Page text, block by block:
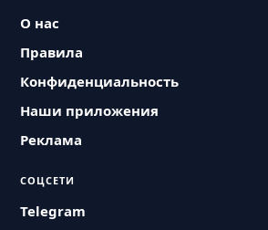
О нас
Правила
Конфиденциальность
Наши приложения
Реклама
СОЦСЕТИ
Telegram